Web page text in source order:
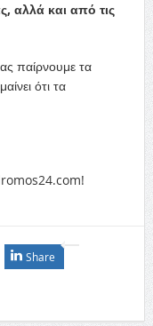
αλλά και από τις
παίρνουμε τα
ότι τα
Share